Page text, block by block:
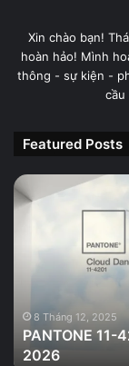
Xin chào bạn!
hoàn hảo! Mình
thông - sự kiện -
cầu
Featured Posts
PANTONE
11-
Màu
của
năm
2026
8 Tháng 12, 2025
PANTONE 11-
2026